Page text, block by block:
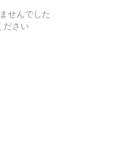
せんでした
ださい